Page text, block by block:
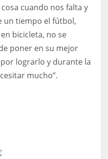
cuando nos falta y
un tiempo el fútbol,
bicicleta, no se
poner en su mejor
lograrlo y durante la
mucho”.